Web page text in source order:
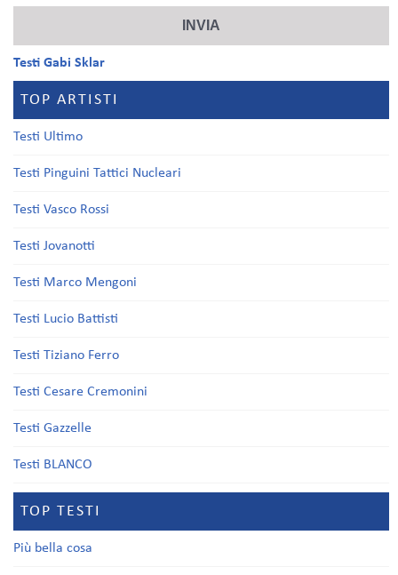
Testi Gabi Sklar
TOP ARTISTI
Testi Ultimo
Testi Pinguini Tattici Nucleari
Testi Vasco Rossi
Testi Jovanotti
Testi Marco Mengoni
Testi Lucio Battisti
Testi Tiziano Ferro
Testi Cesare Cremonini
Testi Gazzelle
Testi BLANCO
TOP TESTI
Più bella cosa